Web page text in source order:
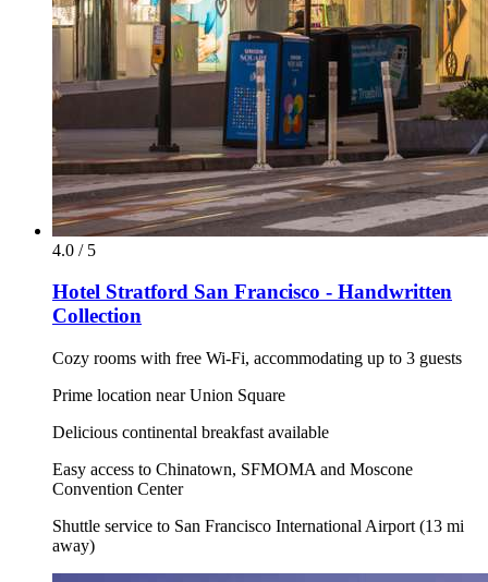
4.0 / 5
Hotel Stratford San Francisco - Handwritten
Collection
Cozy rooms with free Wi-Fi, accommodating up to 3 guests
Prime location near Union Square
Delicious continental breakfast available
Easy access to Chinatown, SFMOMA and Moscone
Convention Center
Shuttle service to San Francisco International Airport (13 mi
away)